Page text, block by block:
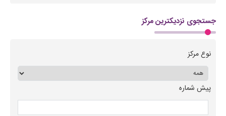
جستجوی نزدیکترین مرکز
نوع مرکز
پیش شماره